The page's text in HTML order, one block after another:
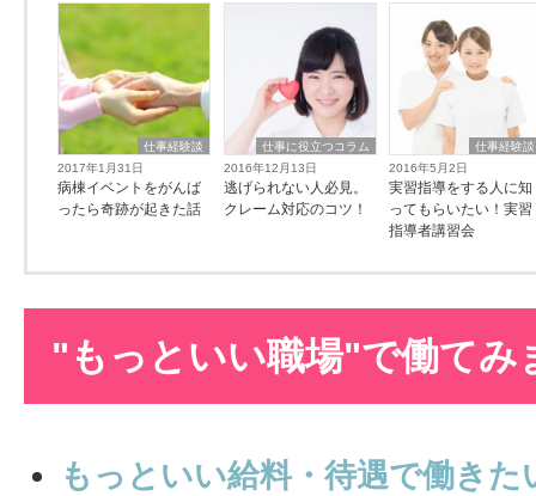
仕事経験談
2017年1月31日
病棟イベントをがんば
ったら奇跡が起きた話
仕事に役立つコラム
2016年12月13日
逃げられない人必見。
クレーム対応のコツ！
仕事経験談
2016年5月2日
実習指導をする人に知
ってもらいたい！実習
指導者講習会
"もっといい職場"で働てみ
もっといい給料・待遇で働きた